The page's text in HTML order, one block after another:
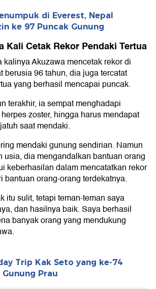
di Everest, Nepal
ke 97 Puncak Gunung
Kali Cetak Rekor Pendaki Tertua
kalinya Akuzawa mencetak rekor di
berusia 96 tahun, dia juga tercatat
yang berhasil mencapai puncak.
terakhir, ia sempat menghadapi
zoster, hingga harus mendapat
saat mendaki.
mendaki gunung sendirian. Namun
usia, dia mengandalkan bantuan orang
keberhasilan dalam mencatatkan rekor
bantuan orang-orang terdekatnya.
itu sulit, tetapi teman-teman saya
dan hasilnya baik. Saya berhasil
banyak orang yang mendukung
Trip Kak Seto yang ke-74
Gunung Prau